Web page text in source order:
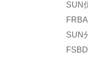
SUN
SUN